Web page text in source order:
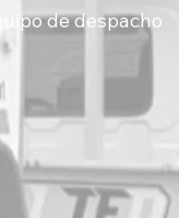
de despacho